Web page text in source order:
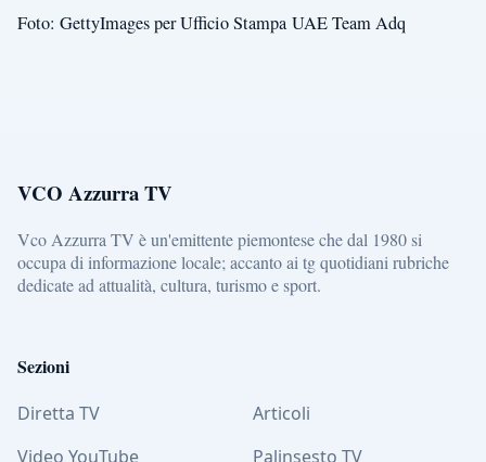
Foto: GettyImages per Ufficio Stampa UAE Team Adq
VCO Azzurra TV
Vco Azzurra TV è un'emittente piemontese che dal 1980 si
occupa di informazione locale; accanto ai tg quotidiani rubriche
dedicate ad attualità, cultura, turismo e sport.
Sezioni
Diretta TV
Articoli
Video YouTube
Palinsesto TV